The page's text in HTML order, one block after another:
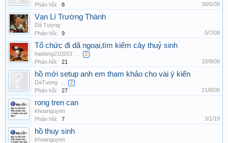
Phản hồi:
8 30/6/08
Vạn Lí Trường Thành
Dã Tượng
Phản hồi:
9 5/7/08
Tổ chức đi dã ngoại,tìm kiếm cây thuỷ sinh
haidang210203 2
Phản hồi: 21 10/9/08
hồ mới setup anh em tham khảo cho vài ý kiến
DaTuong 2
Phản hồi: 27 21/8/08
rong tren can
khoanguyen
Phản hồi:
7 3/1/19
hồ thuy sinh
khoanguyen